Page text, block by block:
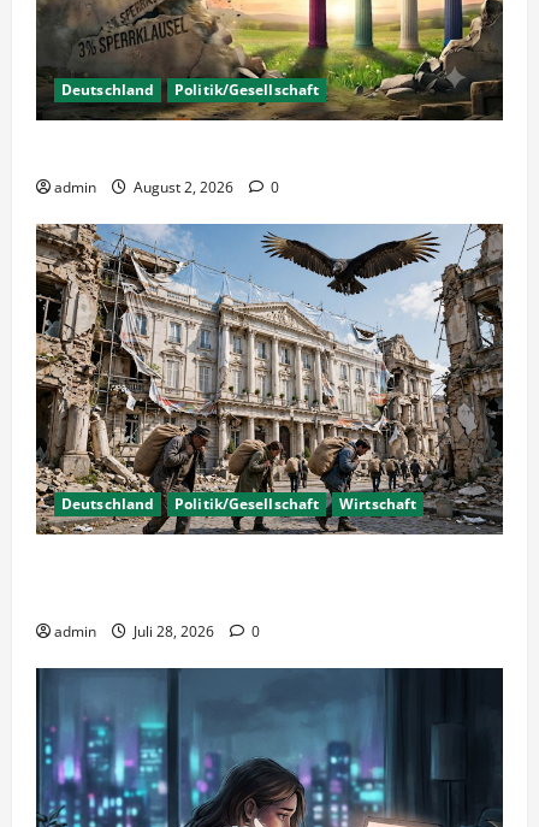
Deutschland Politik/Gesellschaft
admin August 2, 2026 0
Deutschland Politik/Gesellschaft Wirtschaft
admin Juli 28, 2026 0